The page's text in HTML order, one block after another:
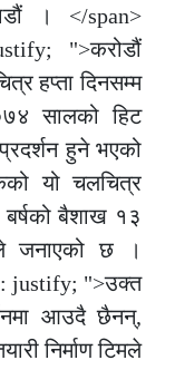
। </span>
">करोडौं
हप्ता दिनसम्म
सालको हिट
हुने भएको
यो चलचित्र
बर्षको बैशाख १३
जनाएको छ ।
justify; ">उक्त
आउदै छैनन्,
निर्माण टिमले